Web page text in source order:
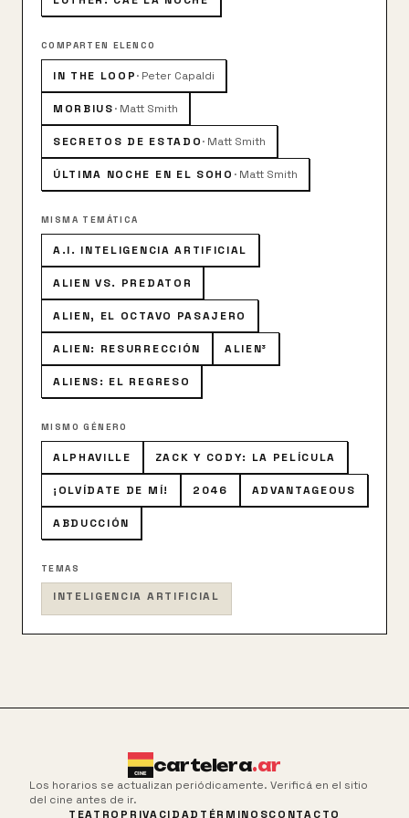
destino y para el resto del universo.
COMPARTEN ELENCO
IN THE LOOP· Peter Capaldi
MORBIUS· Matt Smith
SECRETOS DE ESTADO· Matt Smith
ÚLTIMA NOCHE EN EL SOHO · Matt Smith
MISMA TEMÁTICA
A.I. INTELIGENCIA ARTIFICIAL
ALIEN VS. PREDATOR
ALIEN, EL OCTAVO PASAJERO
ALIEN: RESURRECCIÓN ALIEN³
ALIENS: EL REGRESO
MISMO GÉNERO
ALPHAVILLE ZACK Y CODY: LA PELÍCULA
¡OLVÍDATE DE MÍ! 2046 ADVANTAGEOUS
ABDUCCIÓN
TEMAS
INTELIGENCIA ARTIFICIAL
cartelera.ar
Los horarios se actualizan periódicamente. Verificá en el sitio
del cine antes de ir.
TEATRO PRIVACIDAD TÉRMINOSCONTACTO